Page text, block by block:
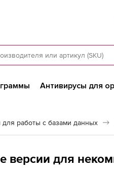
Антивирусы для
работы с базами данных
версии для